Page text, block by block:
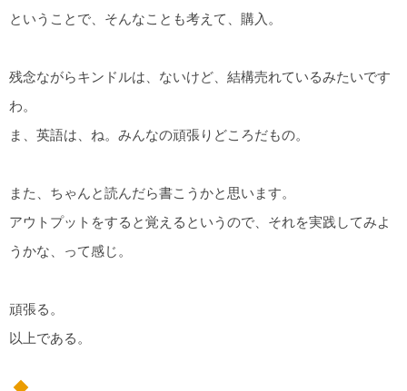
ということで、そんなことも考えて、購入。
残念ながらキンドルは、ないけど、結構売れているみたいです
わ。
ま、英語は、ね。みんなの頑張りどころだもの。
また、ちゃんと読んだら書こうかと思います。
アウトプットをすると覚えるというので、それを実践してみよ
うかな、って感じ。
頑張る。
以上である。